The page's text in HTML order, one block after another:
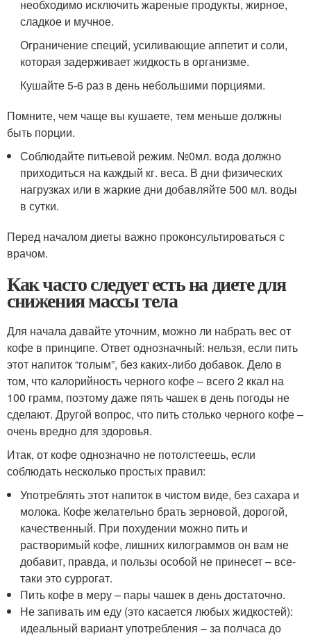
необходимо исключить жареные продукты, жирное,
сладкое и мучное.
Ограничение специй, усиливающие аппетит и соли,
которая задерживает жидкость в организме.
Кушайте 5-6 раз в день небольшими порциями.
Помните, чем чаще вы кушаете, тем меньше должны
быть порции.
Соблюдайте питьевой режим. №0мл. вода должно
приходиться на каждый кг. веса. В дни физических
нагрузках или в жаркие дни добавляйте 500 мл. воды
в сутки.
Перед началом диеты важно проконсультироваться с
врачом.
Как часто следует есть на диете для
снижения массы тела
Для начала давайте уточним, можно ли набрать вес от
кофе в принципе. Ответ однозначный: нельзя, если пить
этот напиток “голым”, без каких-либо добавок. Дело в
том, что калорийность черного кофе – всего 2 ккал на
100 грамм, поэтому даже пять чашек в день погоды не
сделают. Другой вопрос, что пить столько черного кофе –
очень вредно для здоровья.
Итак, от кофе однозначно не потолстеешь, если
соблюдать несколько простых правил:
Употреблять этот напиток в чистом виде, без сахара и
молока. Кофе желательно брать зерновой, дорогой,
качественный. При похудении можно пить и
растворимый кофе, лишних килограммов он вам не
добавит, правда, и пользы особой не принесет – все-
таки это суррогат.
Пить кофе в меру – пары чашек в день достаточно.
Не запивать им еду (это касается любых жидкостей):
идеальный вариант употребления – за полчаса до